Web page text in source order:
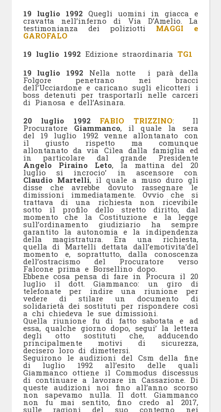
19 luglio 1992 Quegli uomini in giacca e
cravatta nell’inferno di Via D’Amelio. La
testimonianza dei poliziotti MAGGI e
GAROFALO
19 luglio 1992 Edizione straordinaria TG1
19 luglio 1992 Nella notte i parà della
Folgore penetrano nei bracci
dell’Ucciardone e caricano sugli elicotteri i
boss detenuti per trasportarli nelle carceri
di Pianosa e dell’Asinara.
20 luglio 1992
FABIO TRIZZINO: Il
Procuratore Giammanco, il quale la sera
del 19 luglio 1992 venne allontanato con
il giusto rispetto ma comunque
allontanato da via Cilea dalla famiglia ed
in particolare dal grande Presidente
Angelo Piraino Leto, la mattina del 20
luglio si incrocio’ in ascensore con
Claudio Martelli, il quale a muso duro gli
disse che avrebbe dovuto rassegnare le
dimissioni immediatamente. Ovvio che si
trattava di una richiesta non ricevibile
sotto il profilo dello stretto diritto, dal
momento che la Costituzione e la legge
sull’ordinamento giudiziario ha sempre
garantito la autonomia e la indipendenza
della magistratura. Era una richiesta,
quella di Martelli dettata dall’emotivita’del
momento e, soprattutto, dalla conoscenza
dell’ostracismo del Procuratore verso
Falcone prima e Borsellino dopo.
Ebbene cosa pensa di fare in Procura il 20
luglio il dott. Giammanco: un giro di
telefonate per indire una riunione per
vedere di stilare un documento di
solidarietà dei sostituti per rispondere così
a chi chiedeva le sue dimissioni.
Quella riunione fu di fatto sabotata e ad
essa, qualche giorno dopo, segui’ la lettera
degli otto sostituti che, adducendo
principalmente motivi di sicurezza,
decisero loro di dimettersi.
Seguirono le audizioni del Csm della fine
di luglio 1992 all’esito delle quali
Giammanco ottiene il Commodus discessus
di continuare a lavorare in Cassazione. Di
queste audizioni noi fino all’anno scorso
non sapevamo nulla. Il dott. Giammanco
non fu mai sentito, fino credo al 2017,
sulle ragioni del suo contegno nei